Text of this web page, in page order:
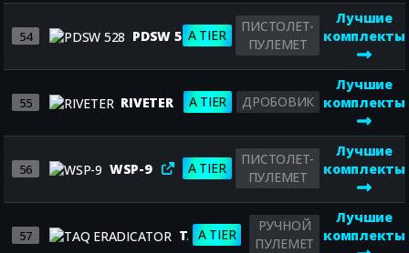
54 PDSW 528A TIER
ПИСТОЛЕТ-
ПУЛЕМЕТ
Лучшие
комплекты
55 RIVETER A TIER ДРОБОВИК
Лучшие
комплекты
56 WSP-9 A TIER
ПИСТОЛЕТ-
ПУЛЕМЕТ
Лучшие
комплекты
57 TAQ ERADICATOR
A TIER
РУЧНОЙ
ПУЛЕМЕТ
Лучшие
комплекты